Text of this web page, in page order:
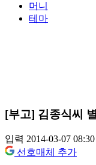
머니
테마
[부고] 김종식씨
입력 2014-03-07 08:30
선호매체 추가